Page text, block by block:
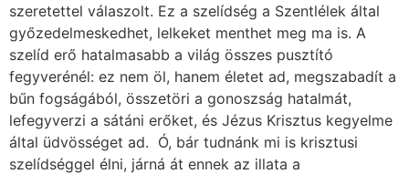
szeretettel válaszolt. Ez a szelídség a Szentlélek által
győzedelmeskedhet, lelkeket menthet meg ma is. A
szelíd erő hatalmasabb a világ összes pusztító
fegyverénél: ez nem öl, hanem életet ad, megszabadít a
bűn fogságából, összetöri a gonoszság hatalmát,
lefegyverzi a sátáni erőket, és Jézus Krisztus kegyelme
által üdvösséget ad. Ó, bár tudnánk mi is krisztusi
szelídséggel élni, járná át ennek az illata a